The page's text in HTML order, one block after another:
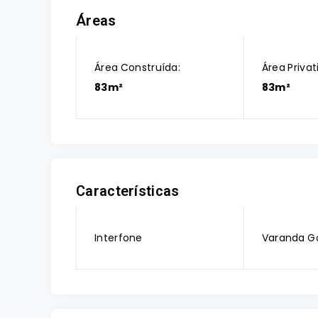
Áreas
Área Construída:
83m²
Área
83m²
Características
Interfone Varanda